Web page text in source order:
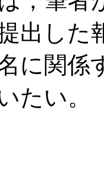
出した
に関係
たい。